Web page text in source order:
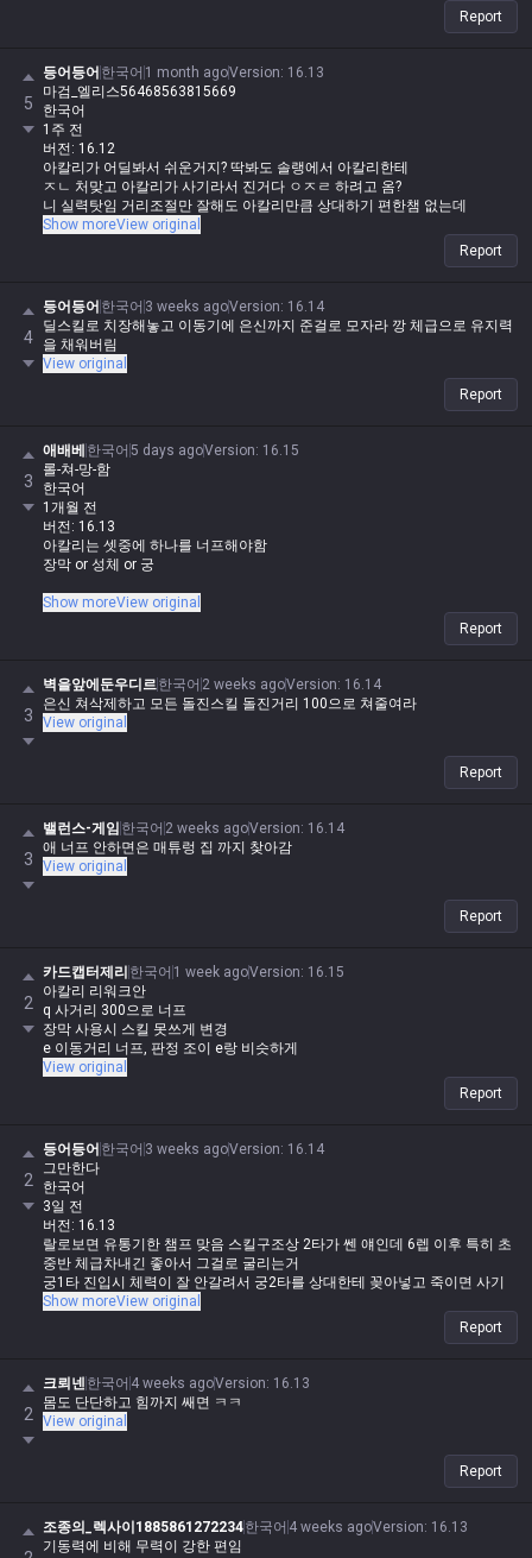
Report
5
등어등어 한국어 1 month agoVersion: 16.13
마검_엘리스56468563815669
한국어
1주 전
버전: 16.12
아칼리가 어딜봐서 쉬운거지? 딱봐도 솔랭에서 아칼리한테
ㅈㄴ 처맞고 아칼리가 사기라서 진거다 ㅇㅈㄹ 하려고 옴?
니 실력탓임 거리조절만 잘해도 아칼리만큼 상대하기 편한챔 없는데
시버럴 체급이 앵간한 브루저보다 높은데 거리조절 ㅇㅈㄹ 이동기에 은신이
Show moreView original
Report
4
등어등어 한국어 3 weeks agoVersion: 16.14
딜스킬로 치장해놓고 이동기에 은신까지 준걸로 모자라 깡 체급으로 유지력
을 채워버림
View original
Report
3
애배베 한국어 5 days agoVersion: 16.15
롤-쳐-망-함
한국어
1개월 전
버전: 16.13
아칼리는 셋중에 하나를 너프해야함
장막 or 성체 or 궁
다 너프하면 황밸일 듯
Show moreView original
Report
3
벽을앞에둔우디르한국어 2 weeks agoVersion: 16.14
은신 쳐삭제하고 모든 돌진스킬 돌진거리 100으로 쳐줄여라
View original
Report
3
밸런스-게임 한국어 2 weeks agoVersion: 16.14
애 너프 안하면은 매튜렁 집 까지 찾아감
View original
Report
2
카드캡터제리 한국어 1 week agoVersion: 16.15
아칼리 리워크안
q 사거리 300으로 너프
장막 사용시 스킬 못쓰게 변경
e 이동거리 너프, 판정 조이 e랑 비슷하게
View original
Report
2
등어등어 한국어 3 weeks agoVersion: 16.14
그만한다
한국어
3일 전
버전: 16.13
랄로보면 유통기한 챔프 맞음 스킬구조상 2타가 쎈 얘인데 6렙 이후 특히 초
중반 체급차내긴 좋아서 그걸로 굴리는거
궁1타 진입시 체력이 잘 안갈려서 궁2타를 상대한테 꽂아넣고 죽이면 사기
챔인데 제압골 쓰레기처럼 상대딜러한테 주고
시간 끌려서 나중에 궁 1타 진입하는데 피 다 갈리고 빠지는데 궁2타 쓰게되
지랄좀 하지마 딜러들은 얘 q 맞자마자 대가리 터지고 브루저도 q돌리면 찢
어지는데
Show moreView original
Report
2
크뢰넨 한국어 4 weeks agoVersion: 16.13
몸도 단단하고 힘까지 쌔면 ㅋㅋ
View original
Report
조종의_렉사이1885861272234한국어 4 weeks agoVersion: 16.13
기동력에 비해 무력이 강한 편임